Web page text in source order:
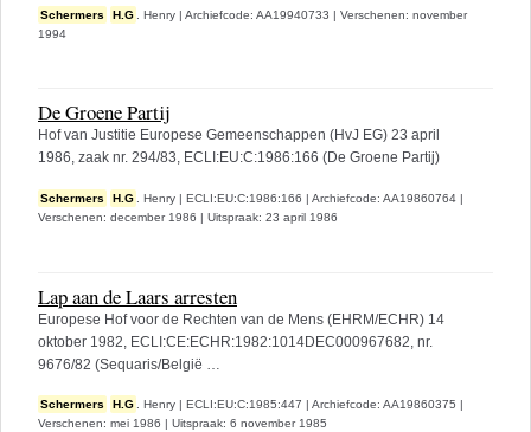
Schermers H.G . Henry | Archiefcode: AA19940733 | Verschenen: november
1994
De Groene Partij
Hof van Justitie Europese Gemeenschappen (HvJ EG) 23 april
1986, zaak nr. 294/83, ECLI:EU:C:1986:166 (De Groene Partij)
Schermers H.G . Henry | ECLI:EU:C:1986:166 | Archiefcode: AA19860764 |
Verschenen: december 1986 | Uitspraak: 23 april 1986
Lap aan de Laars arresten
Europese Hof voor de Rechten van de Mens (EHRM/ECHR) 14
oktober 1982, ECLI:CE:ECHR:1982:1014DEC000967682, nr.
9676/82 (Sequaris/België …
Schermers H.G . Henry ECLI:EU:C:1985:447 Archiefcode: AA19860375
Verschenen: mei 1986
Uitspraak: 6 november 1985